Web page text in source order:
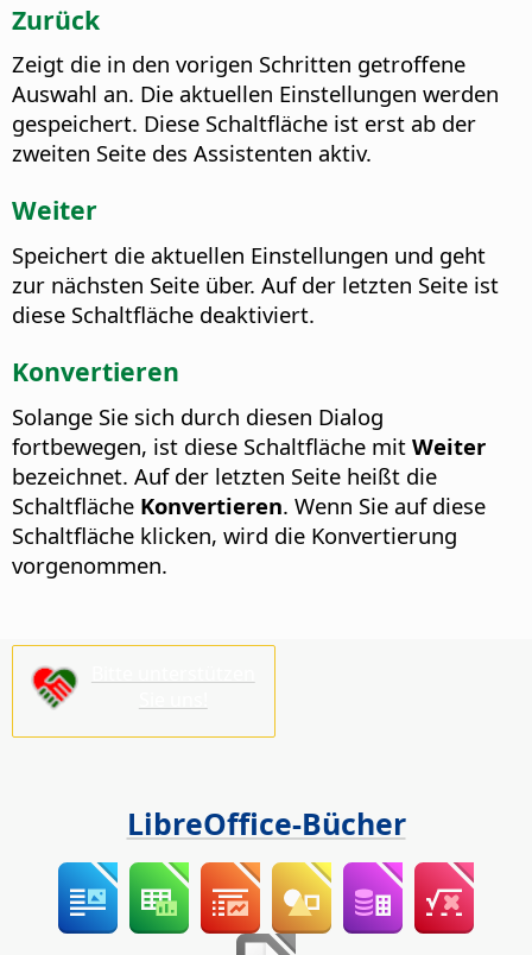
Zurück
Zeigt die in den vorigen Schritten getroffene
Auswahl an. Die aktuellen Einstellungen werden
gespeichert. Diese Schaltfläche ist erst ab der
zweiten Seite des Assistenten aktiv.
Weiter
Speichert die aktuellen Einstellungen und geht
zur nächsten Seite über. Auf der letzten Seite ist
diese Schaltfläche deaktiviert.
Konvertieren
Solange Sie sich durch diesen Dialog
fortbewegen, ist diese Schaltfläche mit Weiter
bezeichnet. Auf der letzten Seite heißt die
Schaltfläche Konvertieren. Wenn Sie auf diese
Schaltfläche klicken, wird die Konvertierung
vorgenommen.
LibreOffice-Bücher